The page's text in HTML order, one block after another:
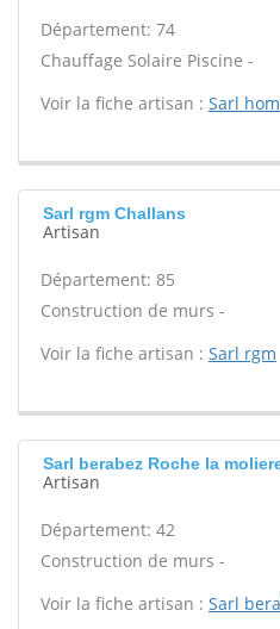
Département: 74
Chauffage Solaire Piscine -
Voir la fiche artisan : Sarl
Sarl rgm Challans
Artisan
Département: 85
Construction de murs -
Voir la fiche artisan : Sarl rgm
Sarl berabez Roche la
Artisan
Département: 42
Construction de murs -
Voir la fiche artisan : Sarl